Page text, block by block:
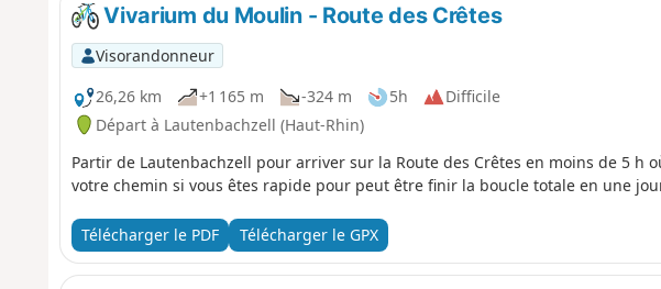
Vivarium du Moulin - Route des Crêtes
Visorandonneur
26,26 km
+1 165 m -324 m 5h
Difficile
Départ à Lautenbachzell (Haut-Rhin)
Partir de Lautenbachzell pour arriver sur la Route des Crêtes en moins de 5 h
votre chemin si vous êtes rapide pour peut être finir la boucle totale en une
Télécharger le PDF Télécharger le GPX